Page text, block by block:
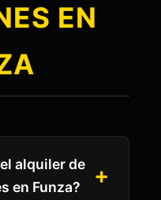
EN
alquiler de
en Funza?
+